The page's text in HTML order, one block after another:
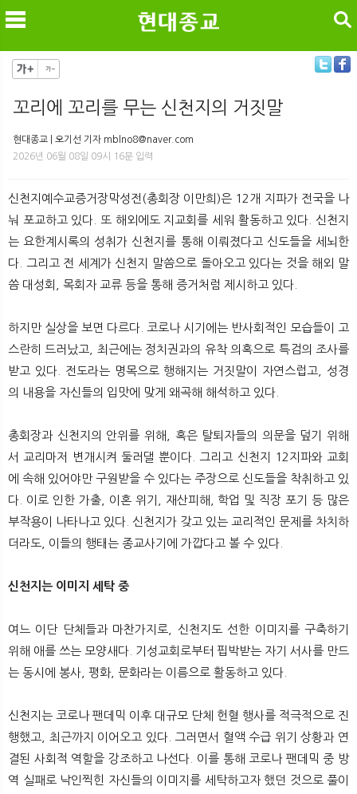
뉴 색
검색
꼬리에 꼬리를 무는 신천지의 거짓말
현대종교 | 오기선 기자 mblno8@naver.com
2026년 06월 08일 09시 16분 입력
신천지예수교증거장막성전(총회장 이만희)은 12개 지파가 전국을 나
눠 포교하고 있다. 또 해외에도 지교회를 세워 활동하고 있다. 신천지
는 요한계시록의 성취가 신천지를 통해 이뤄졌다고 신도들을 세뇌한
다. 그리고 전 세계가 신천지 말씀으로 돌아오고 있다는 것을 해외 말
씀 대성회, 목회자 교류 등을 통해 증거처럼 제시하고 있다.
하지만 실상을 보면 다르다. 코로나 시기에는 반사회적인 모습들이 고
스란히 드러났고, 최근에는 정치권과의 유착 의혹으로 특검의 조사를
받고 있다. 전도라는 명목으로 행해지는 거짓말이 자연스럽고, 성경
의 내용을 자신들의 입맛에 맞게 왜곡해 해석하고 있다.
총회장과 신천지의 안위를 위해, 혹은 탈퇴자들의 의문을 덮기 위해
서 교리마저 변개시켜 둘러댈 뿐이다. 그리고 신천지 12지파와 교회
에 속해 있어야만 구원받을 수 있다는 주장으로 신도들을 착취하고 있
다. 이로 인한 가출, 이혼 위기, 재산피해, 학업 및 직장 포기 등 많은
부작용이 나타나고 있다. 신천지가 갖고 있는 교리적인 문제를 차치하
더라도, 이들의 행태는 종교사기에 가깝다고 볼 수 있다.
신천지는 이미지 세탁 중
여느 이단 단체들과 마찬가지로, 신천지도 선한 이미지를 구축하기
위해 애를 쓰는 모양새다. 기성교회로부터 핍박받는 자기 서사를 만드
는 동시에 봉사, 평화, 문화라는 이름으로 활동하고 있다.
신천지는 코로나 팬데믹 이후 대규모 단체 헌혈 행사를 적극적으로 진
행했고, 최근까지 이어오고 있다. 그러면서 혈액 수급 위기 상황과 연
결된 사회적 역할을 강조하고 나선다. 이를 통해 코로나 팬데믹 중 방
역 실패로 낙인찍힌 자신들의 이미지를 세탁하고자 했던 것으로 풀이